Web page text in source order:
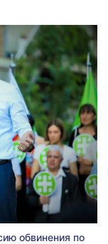
обвинения по